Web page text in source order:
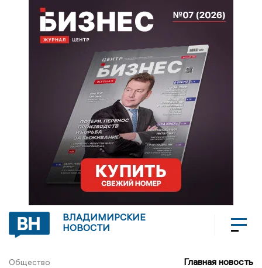
ВЛАДИМИРСКИЕ
НОВОСТИ
Общество Главная новость